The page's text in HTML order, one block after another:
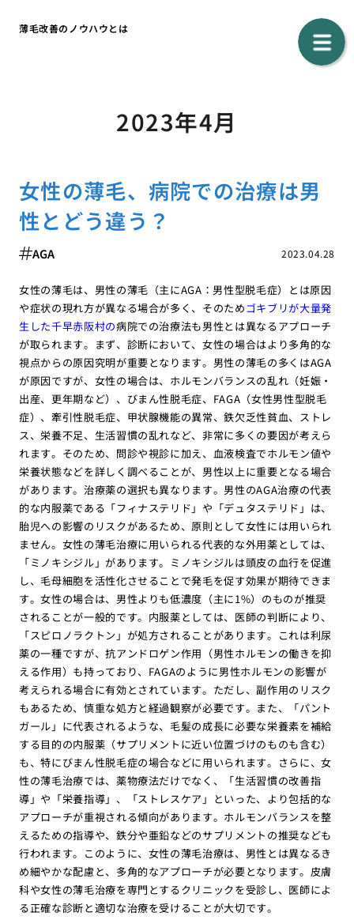
薄毛改善のノウハウとは
2023年4月
女性の薄毛、病院での治療は男
性とどう違う？
2023.04.28
AGA
女性の薄毛は、男性の薄毛（主にAGA：男性型脱毛症）とは原因
や症状の現れ方が異なる場合が多く、そのためゴキブリが大量発
生した千早赤阪村の病院での治療法も男性とは異なるアプローチ
が取られます。まず、診断において、女性の場合はより多角的な
視点からの原因究明が重要となります。男性の薄毛の多くはAGA
が原因ですが、女性の場合は、ホルモンバランスの乱れ（妊娠・
出産、更年期など）、びまん性脱毛症、FAGA（女性男性型脱毛
症）、牽引性脱毛症、甲状腺機能の異常、鉄欠乏性貧血、ストレ
ス、栄養不足、生活習慣の乱れなど、非常に多くの要因が考えら
れます。そのため、問診や視診に加え、血液検査でホルモン値や
栄養状態などを詳しく調べることが、男性以上に重要となる場合
があります。治療薬の選択も異なります。男性のAGA治療の代表
的な内服薬である「フィナステリド」や「デュタステリド」は、
胎児への影響のリスクがあるため、原則として女性には用いられ
ません。女性の薄毛治療に用いられる代表的な外用薬としては、
「ミノキシジル」があります。ミノキシジルは頭皮の血行を促進
し、毛母細胞を活性化させることで発毛を促す効果が期待できま
す。女性の場合は、男性よりも低濃度（主に1%）のものが推奨
されることが一般的です。内服薬としては、医師の判断により、
「スピロノラクトン」が処方されることがあります。これは利尿
薬の一種ですが、抗アンドロゲン作用（男性ホルモンの働きを抑
える作用）も持っており、FAGAのように男性ホルモンの影響が
考えられる場合に有効とされています。ただし、副作用のリスク
もあるため、慎重な処方と経過観察が必要です。また、「パント
ガール」に代表されるような、毛髪の成長に必要な栄養素を補給
する目的の内服薬（サプリメントに近い位置づけのものも含む）
も、特にびまん性脱毛症の場合などに用いられます。さらに、女
性の薄毛治療では、薬物療法だけでなく、「生活習慣の改善指
導」や「栄養指導」、「ストレスケア」といった、より包括的な
アプローチが重視される傾向があります。ホルモンバランスを整
えるための指導や、鉄分や亜鉛などのサプリメントの推奨なども
行われます。このように、女性の薄毛治療は、男性とは異なるき
め細やかな配慮と、多角的なアプローチが必要となります。皮膚
科や女性の薄毛治療を専門とするクリニックを受診し、医師によ
る正確な診断と適切な治療を受けることが大切です。